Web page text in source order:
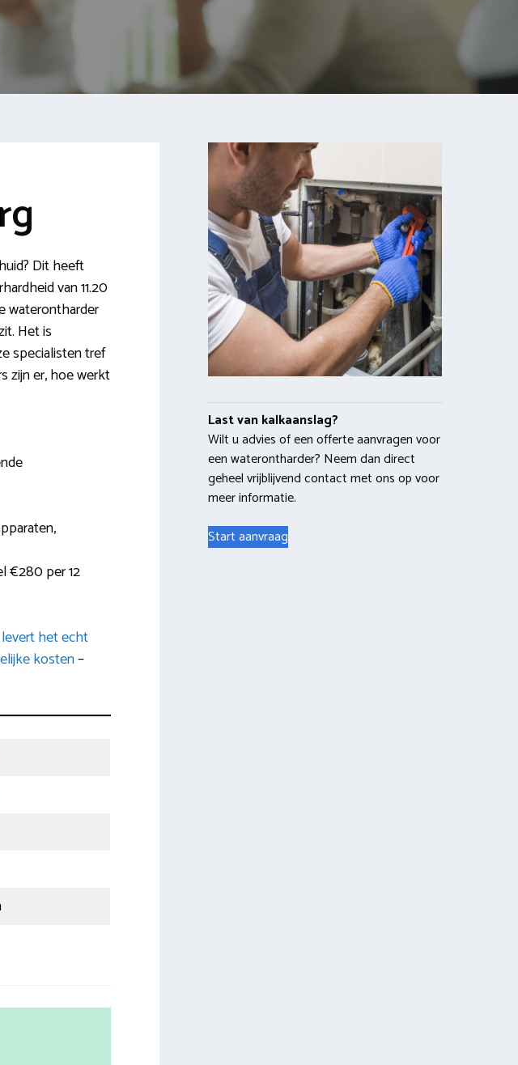
Dit heeft
van 11.20
waterontharder
Het is
specialisten tref
zijn er, hoe werkt
€280 per 12
het echt
kosten–
Last van kalkaanslag?
Wilt u advies of een offerte aanvragen voor
een waterontharder? Neem dan direct
geheel vrijblijvend contact met ons op voor
meer informatie.
Start aanvraag